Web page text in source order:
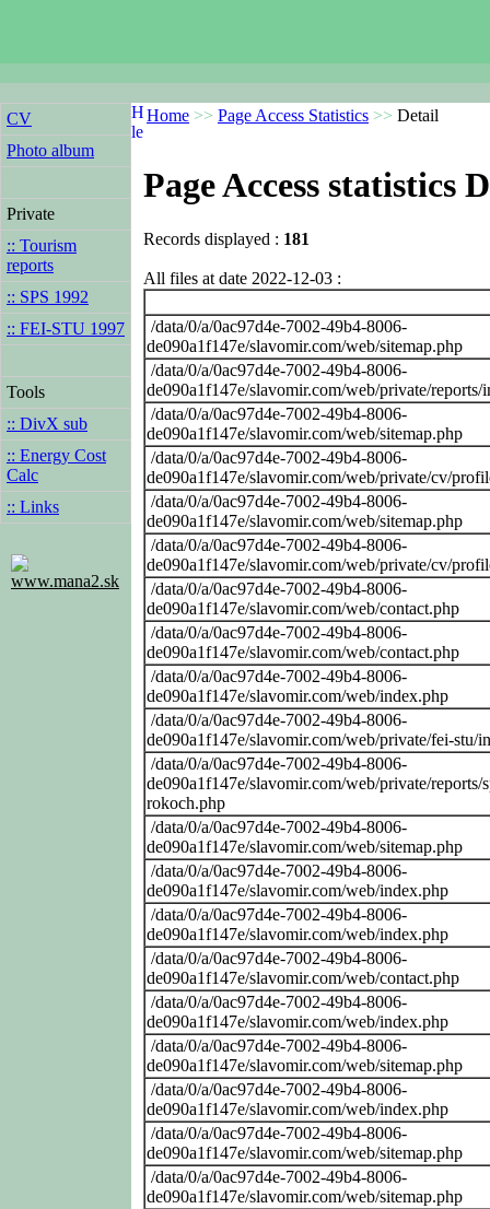
CV
Photo album
Private
:: Tourism
reports
:: SPS 1992
:: FEI-STU 1997
Tools
:: DivX sub
:: Energy Cost
Calc
:: Links
www.mana2.sk
Home >> Page Access Statistics >> Detail
Page Access statistics
Records displayed : 181
All files at date 2022-12-03 :
/data/0/a/0ac97d4e-7002-49b4-8006-
de090a1f147e/slavomir.com/web/sitemap.php
/data/0/a/0ac97d4e-7002-49b4-8006-
de090a1f147e/slavomir.com/web/private/reports/
/data/0/a/0ac97d4e-7002-49b4-8006-
de090a1f147e/slavomir.com/web/sitemap.php
/data/0/a/0ac97d4e-7002-49b4-8006-
de090a1f147e/slavomir.com/web/private/cv/
/data/0/a/0ac97d4e-7002-49b4-8006-
de090a1f147e/slavomir.com/web/sitemap.php
/data/0/a/0ac97d4e-7002-49b4-8006-
de090a1f147e/slavomir.com/web/private/cv/
/data/0/a/0ac97d4e-7002-49b4-8006-
de090a1f147e/slavomir.com/web/contact.php
/data/0/a/0ac97d4e-7002-49b4-8006-
de090a1f147e/slavomir.com/web/contact.php
/data/0/a/0ac97d4e-7002-49b4-8006-
de090a1f147e/slavomir.com/web/index.php
/data/0/a/0ac97d4e-7002-49b4-8006-
de090a1f147e/slavomir.com/web/private/fei-stu/
/data/0/a/0ac97d4e-7002-49b4-8006-
de090a1f147e/slavomir.com/web/private/reports/
rokoch.php
/data/0/a/0ac97d4e-7002-49b4-8006-
de090a1f147e/slavomir.com/web/sitemap.php
/data/0/a/0ac97d4e-7002-49b4-8006-
de090a1f147e/slavomir.com/web/index.php
/data/0/a/0ac97d4e-7002-49b4-8006-
de090a1f147e/slavomir.com/web/index.php
/data/0/a/0ac97d4e-7002-49b4-8006-
de090a1f147e/slavomir.com/web/contact.php
/data/0/a/0ac97d4e-7002-49b4-8006-
de090a1f147e/slavomir.com/web/index.php
/data/0/a/0ac97d4e-7002-49b4-8006-
de090a1f147e/slavomir.com/web/sitemap.php
/data/0/a/0ac97d4e-7002-49b4-8006-
de090a1f147e/slavomir.com/web/index.php
/data/0/a/0ac97d4e-7002-49b4-8006-
de090a1f147e/slavomir.com/web/sitemap.php
/data/0/a/0ac97d4e-7002-49b4-8006-
de090a1f147e/slavomir.com/web/sitemap.php